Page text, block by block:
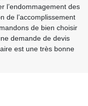
l’endommagement des
de l’accomplissement
de bien choisir
demande de devis
est une très bonne